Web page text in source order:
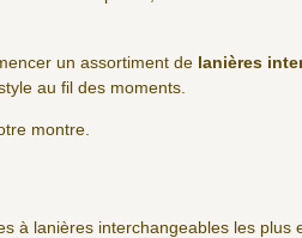
un assortiment de lanières
au fil des moments.
montre.
à lanières interchangeables les plus